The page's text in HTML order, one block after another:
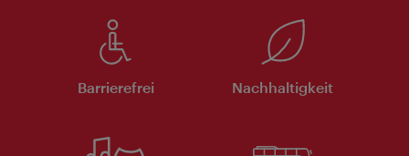
Barrierefrei Nachhaltigkeit